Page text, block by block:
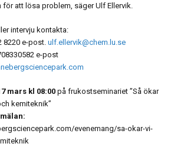
att lösa problem, säger Ulf Ellervik.
intervju kontakta:
8220 e-post.ulf.ellervik@chem.lu.se
e-post
mars kl 08:00 på frukostseminariet ”Så ökar
kemiteknik”
evenemang/sa-okar-vi-